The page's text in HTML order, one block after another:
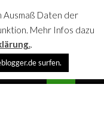
Ausmaß Daten der
Mehr Infos dazu
.
surfen.